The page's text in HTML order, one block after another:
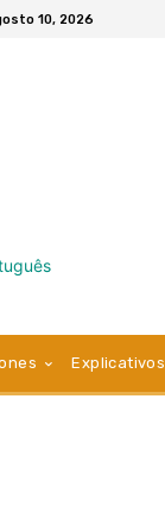
10, 2026
Explicativos